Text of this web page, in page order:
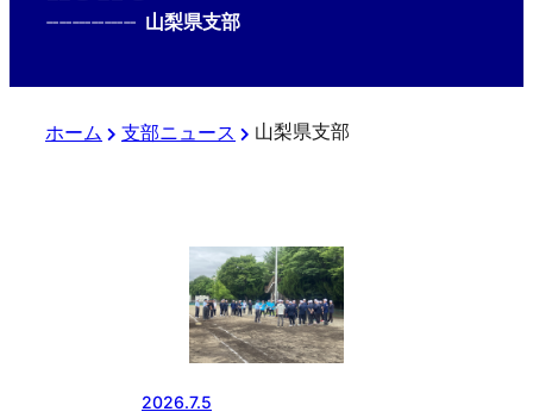
-------------- 山梨県支部
ホーム 支部ニュース 山梨県支部
2026.7.5